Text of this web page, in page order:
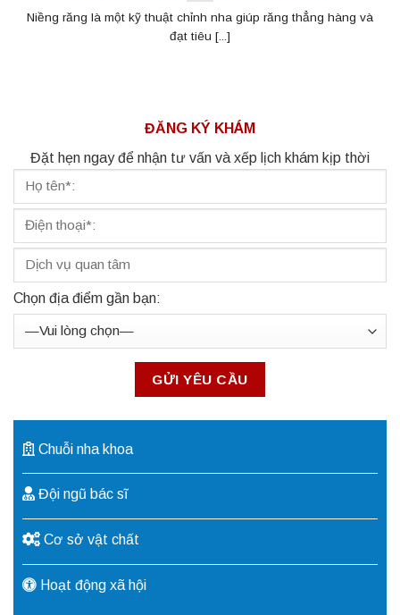
Niềng răng là một kỹ thuật chỉnh nha giúp răng thẳng hàng và
đạt tiêu [...]
ĐĂNG KÝ KHÁM
Đặt hẹn ngay để nhận tư vấn và xếp lịch khám kịp thời
Chọn địa điểm gần bạn:
Chuỗi nha khoa
Đội ngũ bác sĩ
Cơ sở vật chất
Hoạt động xã hội